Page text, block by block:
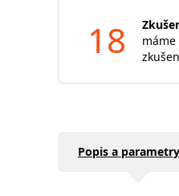
18
máme
Popis a parametry